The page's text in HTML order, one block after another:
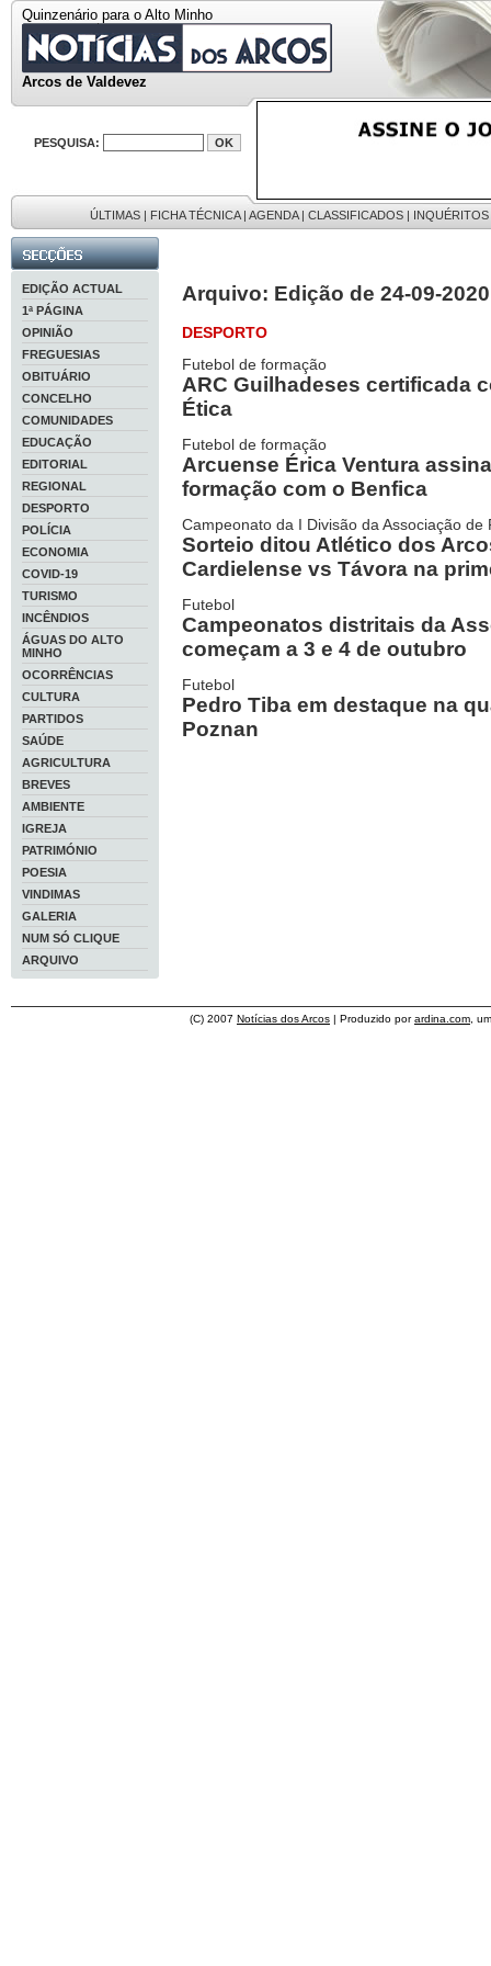
Quinzenário para o Alto Minho
Arcos de Valdevez
PESQUISA:
ÚLTIMAS | FICHA TÉCNICA| AGENDA| CLASSIFICADOS | INQUÉRITOS
EDIÇÃO ACTUAL
1ª PÁGINA
OPINIÃO
FREGUESIAS
OBITUÁRIO
CONCELHO
COMUNIDADES
EDUCAÇÃO
EDITORIAL
REGIONAL
DESPORTO
POLÍCIA
ECONOMIA
COVID-19
TURISMO
INCÊNDIOS
ÁGUAS DO ALTO
MINHO
OCORRÊNCIAS
CULTURA
PARTIDOS
SAÚDE
AGRICULTURA
BREVES
AMBIENTE
IGREJA
PATRIMÓNIO
POESIA
VINDIMAS
GALERIA
NUM SÓ CLIQUE
ARQUIVO
Arquivo: Edição de 24-09-2020
DESPORTO
Futebol de formação
ARC Guilhadeses certificada
Ética
Futebol de formação
Arcuense Érica Ventura
formação com o Benfica
Campeonato da I Divisão da Associação
Sorteio ditou Atlético dos
Cardielense vs Távora na
Futebol
Campeonatos distritais da
começam a 3 e 4 de outubro
Futebol
Pedro Tiba em destaque na
Poznan
(C) 2007 Notícias dos Arcos | Produzido porardina.com ,